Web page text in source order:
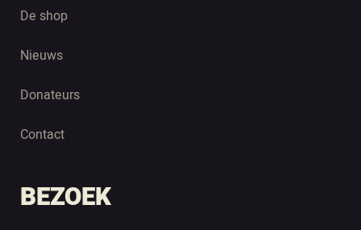
De shop
Nieuws
Donateurs
Contact
BEZOEK